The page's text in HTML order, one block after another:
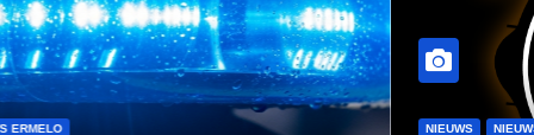
NIEUWS HARDERWIJK